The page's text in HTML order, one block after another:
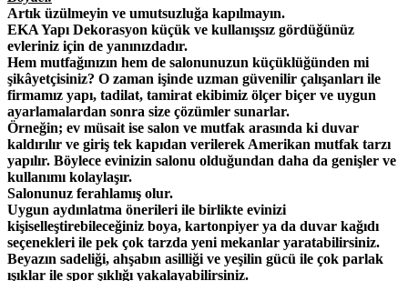
Artık üzülmeyin ve umutsuzluğa kapılmayın.
EKA Yapı Dekorasyon küçük ve kullanışsız gördüğünüz
evleriniz için de yanınızdadır.
Hem mutfağınızın hem de salonunuzun küçüklüğünden mi
şikâyetçisiniz? O zaman işinde uzman güvenilir çalışanları ile
firmamız yapı, tadilat, tamirat ekibimiz ölçer biçer ve uygun
ayarlamalardan sonra size çözümler sunarlar.
Örneğin; ev müsait ise salon ve mutfak arasında ki duvar
kaldırılır ve giriş tek kapıdan verilerek Amerikan mutfak tarzı
yapılır. Böylece evinizin salonu olduğundan daha da genişler ve
kullanımı kolaylaşır.
Salonunuz ferahlamış olur.
Uygun aydınlatma önerileri ile birlikte evinizi
kişiselleştirebileceğiniz boya, kartonpiyer ya da duvar kağıdı
seçenekleri ile pek çok tarzda yeni mekanlar yaratabilirsiniz.
Beyazın sadeliği, ahşabın asilliği ve yeşilin gücü ile çok parlak
ışıklar ile spor şıklığı yakalayabilirsiniz.